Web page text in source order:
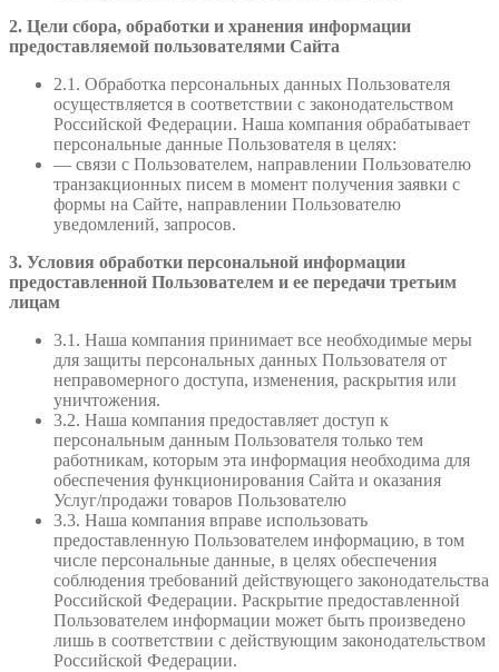
2. Цели сбора, обработки и хранения информации
предоставляемой пользователями Сайта
2.1. Обработка персональных данных Пользователя
осуществляется в соответствии с законодательством
Российской Федерации. Наша компания обрабатывает
персональные данные Пользователя в целях:
— связи с Пользователем, направлении Пользователю
транзакционных писем в момент получения заявки с
формы на Сайте, направлении Пользователю
уведомлений, запросов.
3. Условия обработки персональной информации
предоставленной Пользователем и ее передачи третьим
лицам
3.1. Наша компания принимает все необходимые меры
для защиты персональных данных Пользователя от
неправомерного доступа, изменения, раскрытия или
уничтожения.
3.2. Наша компания предоставляет доступ к
персональным данным Пользователя только тем
работникам, которым эта информация необходима для
обеспечения функционирования Сайта и оказания
Услуг/продажи товаров Пользователю
3.3. Наша компания вправе использовать
предоставленную Пользователем информацию, в том
числе персональные данные, в целях обеспечения
соблюдения требований действующего законодательства
Российской Федерации. Раскрытие предоставленной
Пользователем информации может быть произведено
лишь в соответствии с действующим законодательством
Российской Федерации.